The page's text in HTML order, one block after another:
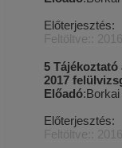
Előterjesztés:
Feltöltve::
5 Tájékoztató
2017
Előadó
Előterjesztés:
Feltöltve::